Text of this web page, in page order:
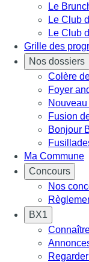
Le
Le Club
Le Club
Grille des
Nos dossiers
Colère
Foyer
Fusion
Bonjour
Ma Commune
Concours
Nos
BX1